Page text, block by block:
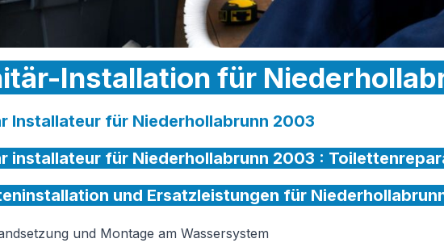
Installation für
Installateur für Niederhollabrunn 2003
installateur für Niederhollabrunn 2003 :
und Ersatzleistungen für
und Montage am Wassersystem